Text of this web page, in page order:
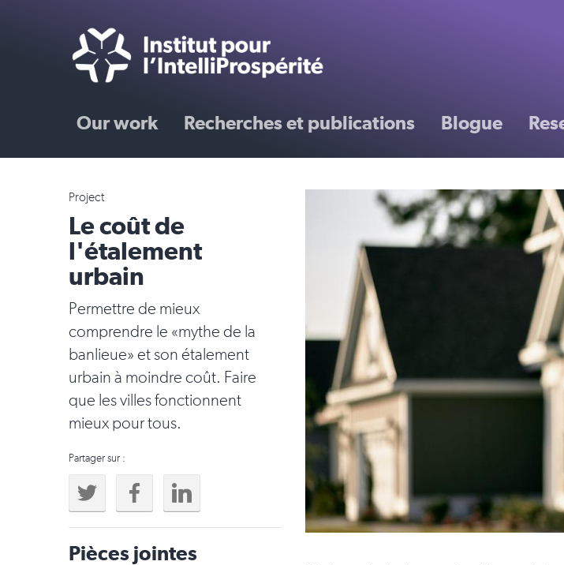
Our work Recherches et publications Blogue
Project
Le coût de
l'étalement
urbain
Permettre de mieux
comprendre le «mythe de la
banlieue» et son étalement
urbain à moindre coût. Faire
que les villes fonctionnent
mieux pour tous.
Partager sur :
Pièces jointes